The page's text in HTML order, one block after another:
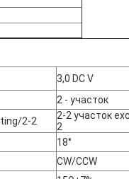
3,0 DC V
2 - участок
2-2
2-2 участок
2
18°
CW/CCW